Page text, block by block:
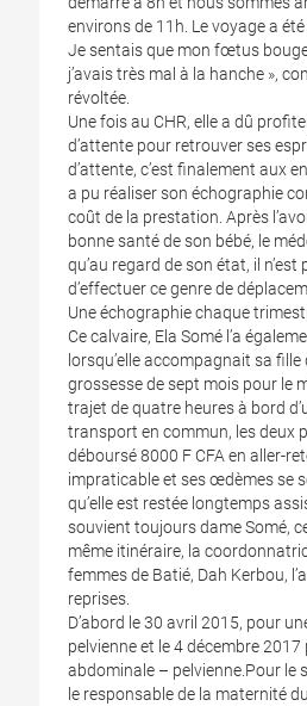
environs de 11h. Le voyage a
Je sentais que mon fœtus
j’avais très mal à la hanche »,
révoltée.
Une fois au CHR, elle a dû
d’attente pour retrouver ses
d’attente, c’est finalement aux
a pu réaliser son échographie
coût de la prestation. Après
bonne santé de son bébé, le
qu’au regard de son état, il n’est
d’effectuer ce genre de
Une échographie chaque
Ce calvaire, Ela Somé l’a
lorsqu’elle accompagnait sa
grossesse de sept mois pour le
trajet de quatre heures à bord
transport en commun, les deux
déboursé 8000 F CFA en aller-
impraticable et ses œdèmes se
qu’elle est restée longtemps
souvient toujours dame Somé,
même itinéraire, la
femmes de Batié, Dah Kerbou,
reprises.
D’abord le 30 avril 2015, pour
pelvienne et le 4 décembre
abdominale – pelvienne.Pour le
le responsable de la maternité